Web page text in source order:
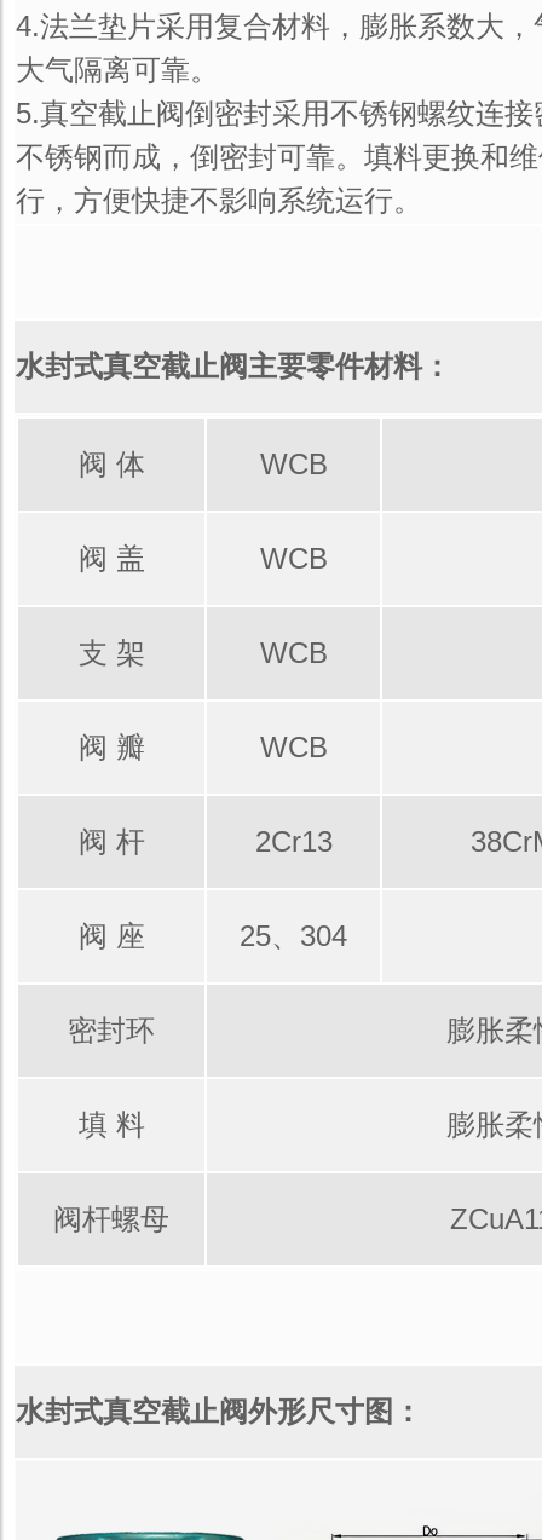
4.法兰垫片采用复合材料，膨胀系数大
大气隔离可靠。
5.真空截止阀倒密封采用不锈钢螺纹连
不锈钢而成，倒密封可靠。填料更换和
行，方便快捷不影响系统运行。
水封式真空截止阀主要零件材料：
阀 体 WCB
阀 盖 WCB
支 架 WCB
阀 瓣 WCB
阀 杆 2Cr13
阀 座 25、304
密封环 膨胀
填 料 膨胀
阀杆螺母
水封式真空截止阀外形尺寸图：